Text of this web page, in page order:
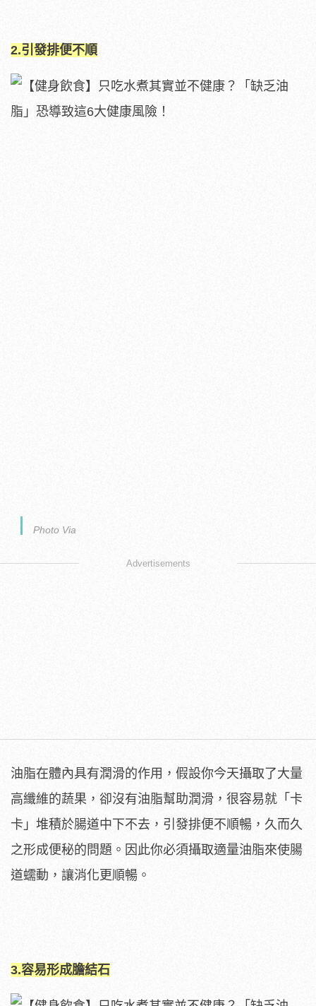
2.引發排便不順
Photo Via
Advertisements
油脂在體內具有潤滑的作用，假設你今天攝取了大量
高纖維的蔬果，卻沒有油脂幫助潤滑，很容易就「卡
卡」堆積於腸道中下不去，引發排便不順暢，久而久
之形成便秘的問題。因此你必須攝取適量油脂來使腸
道蠕動，讓消化更順暢。
3.容易形成膽結石